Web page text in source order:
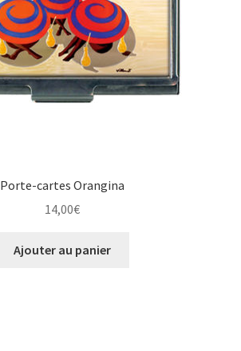
Porte-cartes Orangina
14,00€
Ajouter au panier